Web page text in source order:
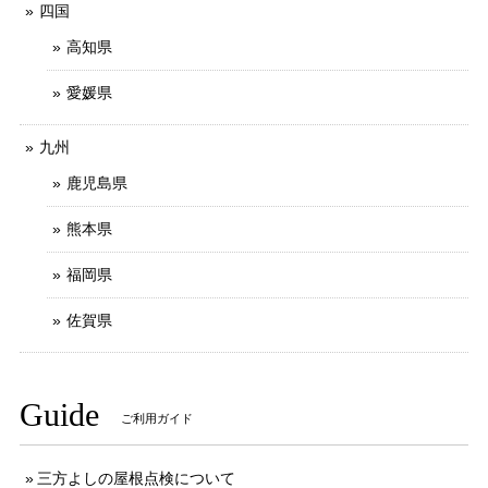
四国
高知県
愛媛県
九州
鹿児島県
熊本県
福岡県
佐賀県
Guide ご利用ガイド
三方よしの屋根点検について